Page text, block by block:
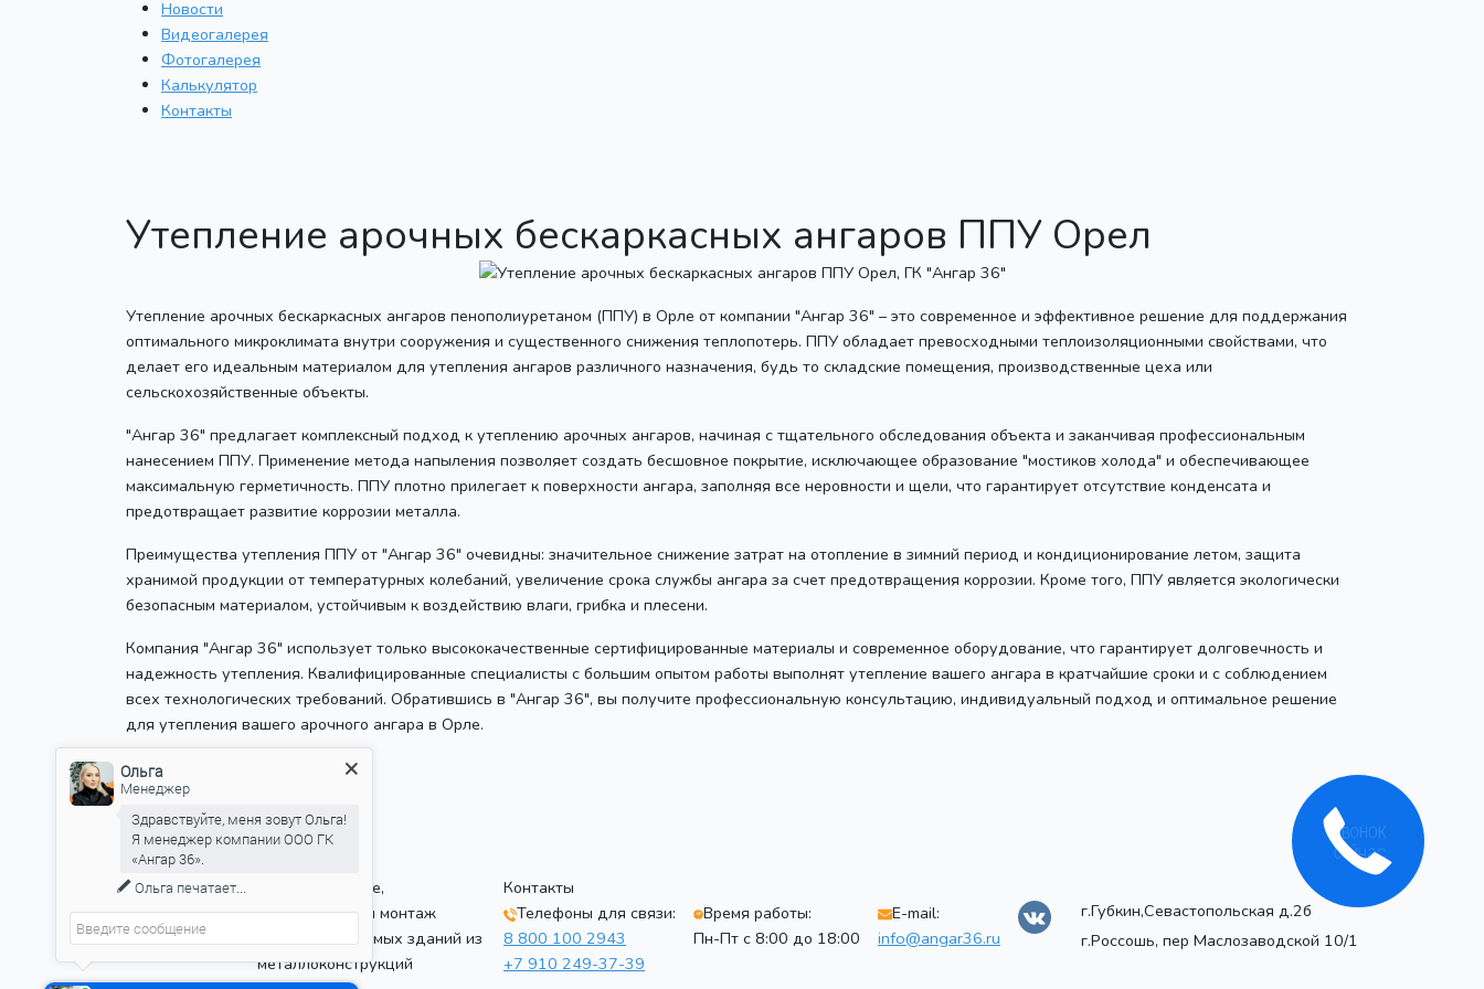
Новости
Видеогалерея
Фотогалерея
Калькулятор
Контакты
Утепление арочных бескаркасных ангаров ППУ Орел
Утепление арочных бескаркасных ангаров пенополиуретаном (ППУ) в Орле от компании "Ангар 36" – это современное и эффективное решение для поддержания
оптимального микроклимата внутри сооружения и существенного снижения теплопотерь. ППУ обладает превосходными теплоизоляционными свойствами, что
делает его идеальным материалом для утепления ангаров различного назначения, будь то складские помещения, производственные цеха или
сельскохозяйственные объекты.
"Ангар 36" предлагает комплексный подход к утеплению арочных ангаров, начиная с тщательного обследования объекта и заканчивая профессиональным
нанесением ППУ. Применение метода напыления позволяет создать бесшовное покрытие, исключающее образование "мостиков холода" и обеспечивающее
максимальную герметичность. ППУ плотно прилегает к поверхности ангара, заполняя все неровности и щели, что гарантирует отсутствие конденсата и
предотвращает развитие коррозии металла.
Преимущества утепления ППУ от "Ангар 36" очевидны: значительное снижение затрат на отопление в зимний период и кондиционирование летом, защита
хранимой продукции от температурных колебаний, увеличение срока службы ангара за счет предотвращения коррозии. Кроме того, ППУ является экологически
безопасным материалом, устойчивым к воздействию влаги, грибка и плесени.
Компания "Ангар 36" использует только высококачественные сертифицированные материалы и современное оборудование, что гарантирует долговечность и
надежность утепления. Квалифицированные специалисты с большим опытом работы выполнят утепление вашего ангара в кратчайшие сроки и с соблюдением
всех технологических требований. Обратившись в "Ангар 36", вы получите профессиональную консультацию, индивидуальный подход и оптимальное решение
для утепления вашего арочного ангара в Орле.
8 (800) 100-29-43
+7 (930) 417-36-36
+7 (910) 249-37-39
Проектирование,
производство и монтаж
быстровозводимых зданий из
металлоконструкций
Контакты
Телефоны для связи:
8 800 100 2943
+7 910 249-37-39
Время работы:
Пн-Пт с 8:00 до 18:00
E-mail:
info@angar36.ru
г.Губкин,Севастопольская д.2б
г.Россошь, пер Маслозаводской 10/1
Ольга
Менеджер
Здравствуйте, меня зовут Ольга!
Я менеджер компании ООО ГК
«Ангар 36».
Ольга печатает...